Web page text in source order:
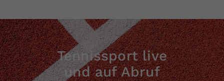
Tennissport live
und auf Abruf